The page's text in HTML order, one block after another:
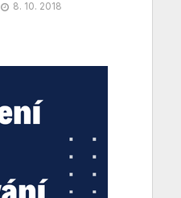
8. 10. 2018